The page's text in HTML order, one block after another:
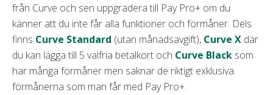
från Curve och sen uppgradera till Pay Pro+ om du
känner att du inte får alla funktioner och förmåner. Dels
finns Curve Standard (utan månadsavgift), Curve X där
du kan lägga till 5 valfria betalkort och Curve Black som
har många förmåner men saknar de riktigt exklusiva
förmånerna som man får med Pay Pro+.